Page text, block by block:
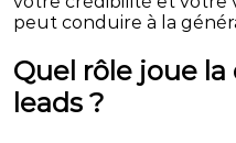
peut conduire à la
Quel rôle joue
leads ?